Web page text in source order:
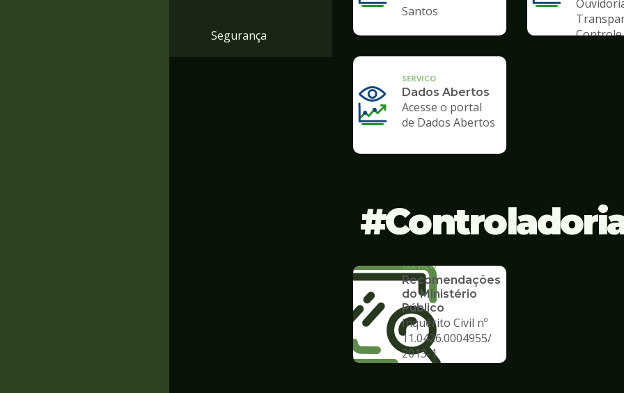
Segurança
Santos
Controle
SERVICO
Dados Abertos
Acesse o portal
de Dados Abertos
SERVICO
Recomendações
do Ministério
Público
Inquérito Civil nº
11.0426.0004955/
2013-1